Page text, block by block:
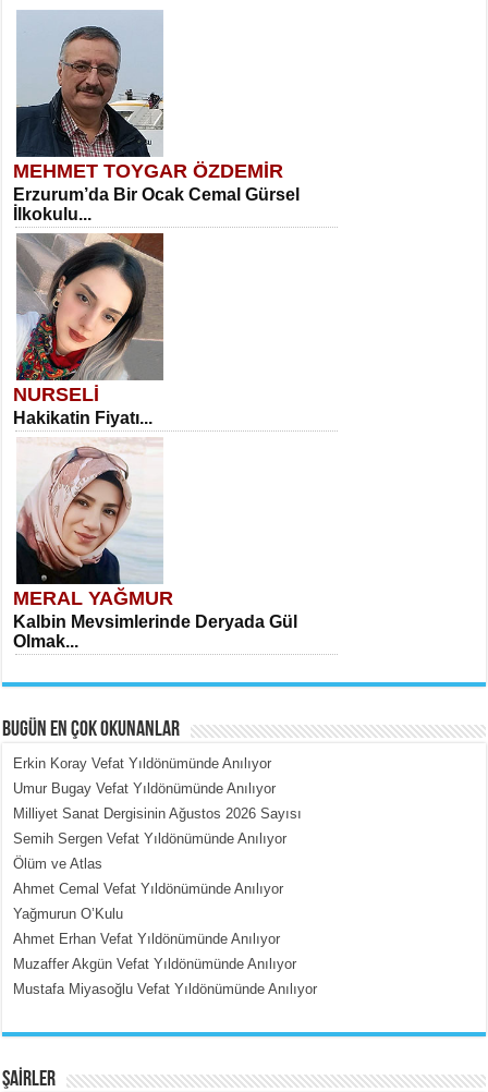
MEHMET TOYGAR ÖZDEMİR
Erzurum’da Bir Ocak Cemal Gürsel
İlkokulu...
NURSELİ
Hakikatin Fiyatı...
MERAL YAĞMUR
Kalbin Mevsimlerinde Deryada Gül
Olmak...
MEHMET ÇOBAN
İçerdeki Put Dışardaki Maskeler...
BUGÜN EN ÇOK OKUNANLAR
Erkin Koray Vefat Yıldönümünde Anılıyor
Umur Bugay Vefat Yıldönümünde Anılıyor
Milliyet Sanat Dergisinin Ağustos 2026 Sayısı
Semih Sergen Vefat Yıldönümünde Anılıyor
Ölüm ve Atlas
Ahmet Cemal Vefat Yıldönümünde Anılıyor
Yağmurun O’Kulu
Ahmet Erhan Vefat Yıldönümünde Anılıyor
Muzaffer Akgün Vefat Yıldönümünde Anılıyor
Mustafa Miyasoğlu Vefat Yıldönümünde Anılıyor
ŞAİRLER